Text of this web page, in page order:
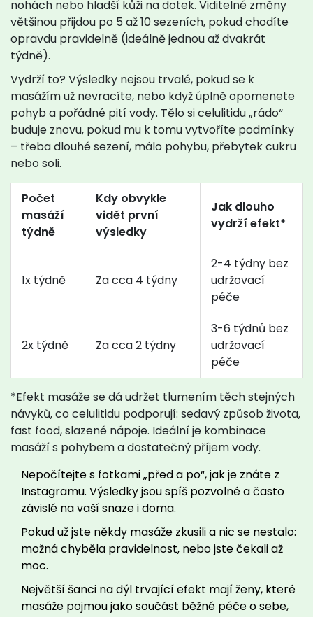
nohách nebo hladší kůži na dotek. Viditelné změny
většinou přijdou po 5 až 10 sezeních, pokud chodíte
opravdu pravidelně (ideálně jednou až dvakrát
týdně).
Vydrží to? Výsledky nejsou trvalé, pokud se k
masážím už nevracíte, nebo když úplně opomenete
pohyb a pořádné pití vody. Tělo si celulitidu „rádo“
buduje znovu, pokud mu k tomu vytvoříte podmínky
– třeba dlouhé sezení, málo pohybu, přebytek cukru
nebo soli.
Počet
masáží
týdně
Kdy obvykle
vidět první
výsledky
Jak dlouho
vydrží efekt*
1x týdně Za cca 4 týdny
2-4 týdny bez
udržovací
péče
2x týdně Za cca 2 týdny
3-6 týdnů bez
udržovací
péče
*Efekt masáže se dá udržet tlumením těch stejných
návyků, co celulitidu podporují: sedavý způsob života,
fast food, slazené nápoje. Ideální je kombinace
masáží s pohybem a dostatečný příjem vody.
Nepočítejte s fotkami „před a po“, jak je znáte z
Instagramu. Výsledky jsou spíš pozvolné a často
závislé na vaší snaze i doma.
Pokud už jste někdy masáže zkusili a nic se nestalo:
možná chyběla pravidelnost, nebo jste čekali až
moc.
Největší šanci na dýl trvající efekt mají ženy, které
masáže pojmou jako součást běžné péče o sebe,